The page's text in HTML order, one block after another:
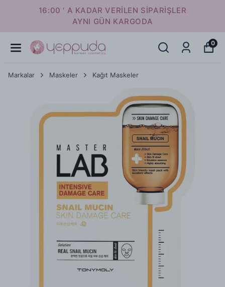
16:00 ' A KADAR VERİLEN SİPARİŞLER
AYNI GÜN KARGODA
0
Markalar Maskeler Kağıt Maskeler